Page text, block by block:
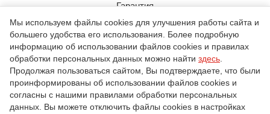
Гарантия
Контакты
О компании
Мы используем файлы cookies для улучшения работы сайта и
большего удобства его использования. Более подробную
информацию об использовании файлов cookies и правилах
обработки персональных данных можно найти здесь
Продолжая пользоваться сайтом, Вы подтверждаете, что были
проинформированы об использовании файлов cookies и
согласны с нашими правилами обработки персональных
данных. Вы можете отключить файлы cookies в настройках